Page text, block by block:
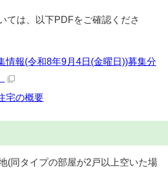
ては、以下PDFをご確認くださ
情報(令和8年9月4日(金曜日))募集分
宅の概要
(同タイプの部屋が2戸以上空いた場